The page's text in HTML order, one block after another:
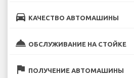
directions_car КАЧЕСТВО АВТОМАШИНЫ
room_service ОБСЛУЖИВАНИЕ НА СТОЙКЕ
flag ПОЛУЧЕНИЕ АВТОМАШИНЫ